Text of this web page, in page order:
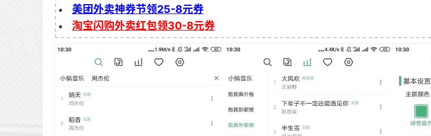
美团外卖神券节领25-8元券
淘宝闪购外卖红包领30-8元券